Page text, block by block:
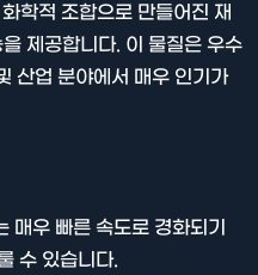
학적 조합으로 만들어진 재
제공합니다. 이 물질은 우수
산업 분야에서 매우 인기가
매우 빠른 속도로 경화되기
수 있습니다.